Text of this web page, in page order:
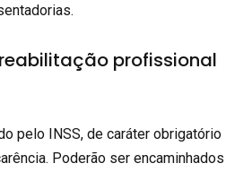
profissional
pelo INSS, de caráter obrigatório
Poderão ser encaminhados